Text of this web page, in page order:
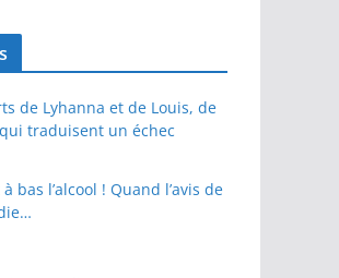
de Lyhanna et de Louis, de
traduisent un échec
bas l’alcool ! Quand l’avis de